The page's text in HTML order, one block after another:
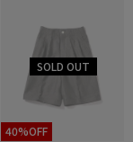
40%OFF